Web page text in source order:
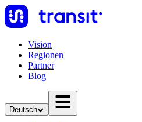
Vision
Regionen
Partner
Blog
Deutsch